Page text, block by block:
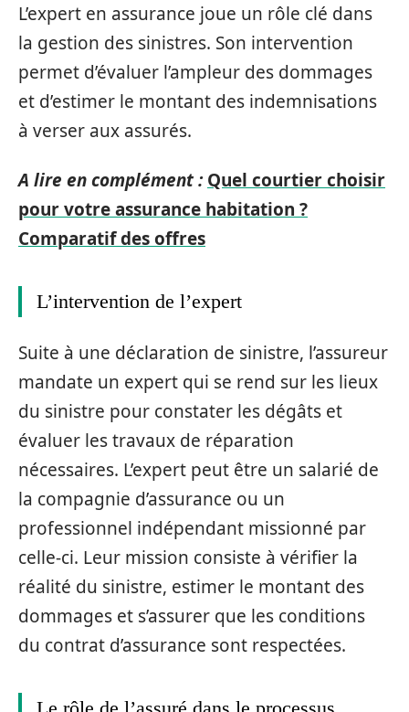
L’expert en assurance joue un rôle clé dans
la gestion des sinistres. Son intervention
permet d’évaluer l’ampleur des dommages
et d’estimer le montant des indemnisations
à verser aux assurés.
A lire en complément : Quel courtier choisir
pour votre assurance habitation ?
Comparatif des offres
L’intervention de l’expert
Suite à une déclaration de sinistre, l’assureur
mandate un expert qui se rend sur les lieux
du sinistre pour constater les dégâts et
évaluer les travaux de réparation
nécessaires. L’expert peut être un salarié de
la compagnie d’assurance ou un
professionnel indépendant missionné par
celle-ci. Leur mission consiste à vérifier la
réalité du sinistre, estimer le montant des
dommages et s’assurer que les conditions
du contrat d’assurance sont respectées.
Le rôle de l’assuré dans le processus